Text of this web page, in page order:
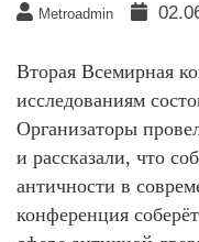
Metroadmin
Вторая Всемирная
исследованиям
Организаторы
и рассказали, что
античности в
конференция